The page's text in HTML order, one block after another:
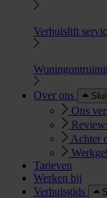
Verhuislift
Over ons
Ons
Achter
Tarieven
Werken bij
Verhuisgids